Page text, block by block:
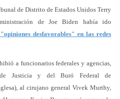
de Distrito de Estados Unidos Terry
de Joe Biden había ido
desfavorables" en las redes
a funcionarios federales y agencias,
de Justicia y del Buró Federal de
al cirujano general Vivek Murthy,